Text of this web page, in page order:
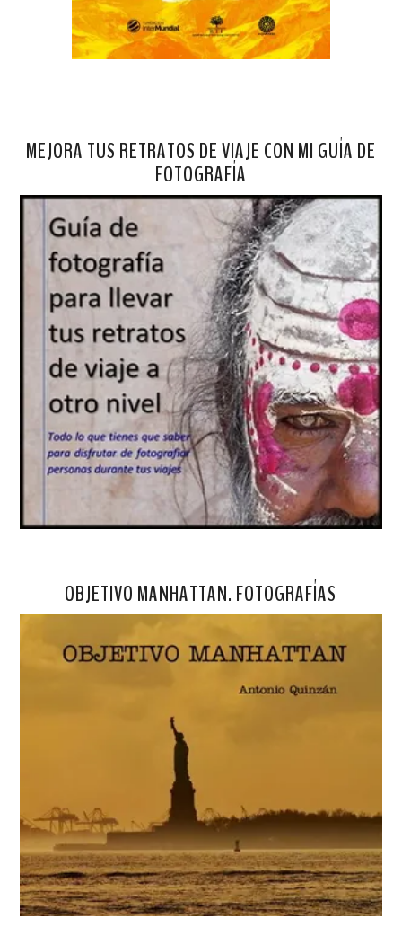
MEJORA TUS RETRATOS DE VIAJE CON MI GUÍA DE
FOTOGRAFÍA
OBJETIVO MANHATTAN. FOTOGRAFÍAS